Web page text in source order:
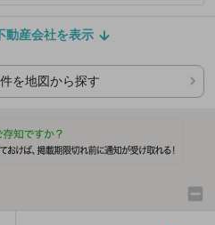
動産会社を表示
を地図から探す